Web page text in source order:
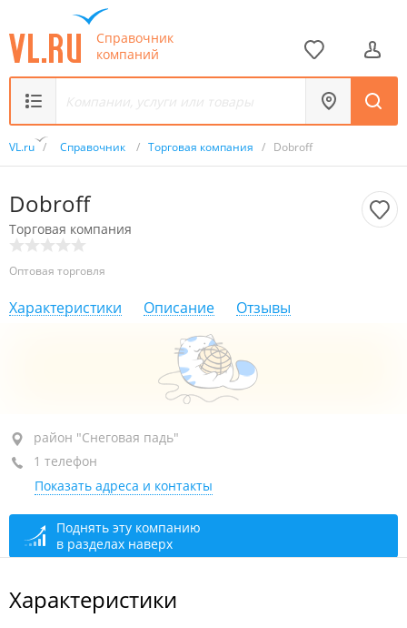
Справочник
компаний
VL.ru / Справочник / Торговая компания / Dobroff
Dobroff
Торговая компания
Оптовая торговля
Характеристики Описание Отзывы
район "Снеговая падь", ул. Адмирала Горшкова, 69
+7 908 984-83-77
сегодня закрыто
район "Снеговая падь"
1 телефон
Показать адреса и контакты
Поднять эту компанию
в разделах наверх
Характеристики